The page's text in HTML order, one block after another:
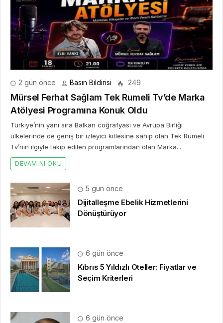
2 gün önce Basın Bildirisi 249
Mürsel Ferhat Sağlam Tek Rumeli Tv’de Marka
Atölyesi Programına Konuk Oldu
Türkiye’nin yanı sıra Balkan coğrafyası ve Avrupa Birliği
ülkelerinde de geniş bir izleyici kitlesine sahip olan Tek Rumeli
Tv’nin ilgiyle takip edilen programlarından olan Marka...
DEVAMINI OKU
5 gün önce
Dijitalleşme Ebelik Hizmetlerini
Dönüştürüyor
6 gün önce
Kıbrıs 5 Yıldızlı Oteller: Fiyatlar ve
Seçim Kriterleri
6 gün önce